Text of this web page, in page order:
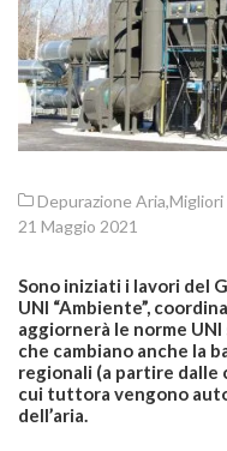
Depurazione Aria,Migliori
21 Maggio 2021
Sono iniziati i lavori del
UNI “Ambiente”,
aggiornerà le norme
che cambiano anche la
regionali (a partire dalle
cui tuttora vengono
dell’aria.